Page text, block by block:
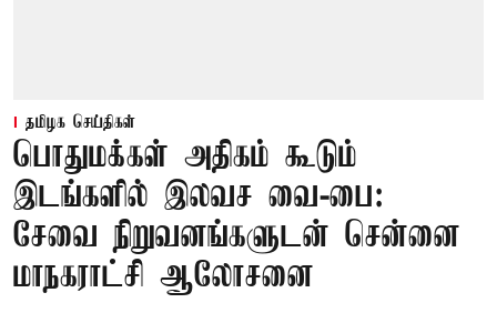
தமிழக செய்திகள்
பொதுமக்கள் அதிகம் கூடும்
இடங்களில் இலவச வை-பை:
சேவை நிறுவனங்களுடன் சென்னை
மாநகராட்சி ஆலோசனை